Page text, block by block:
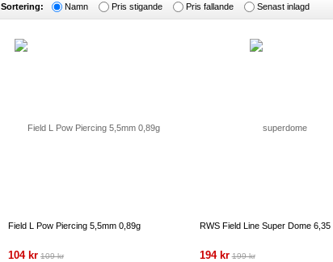
Sortering: Namn Pris stigande Pris fallande Senast inlagd
Field L Pow Piercing 5,5mm 0,89g
104 kr 109 kr
RWS Field Line Super Dome 6,35
194 kr 199 kr